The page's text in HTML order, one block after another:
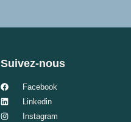
Suivez-nous
Facebook
Linkedin
Instagram